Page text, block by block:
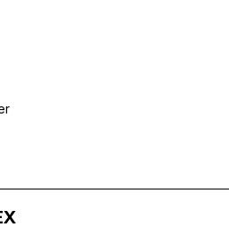
Inhalte und Anzeigen zu